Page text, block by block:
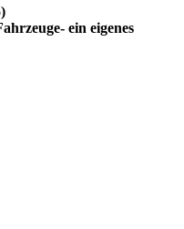
ein eigenes